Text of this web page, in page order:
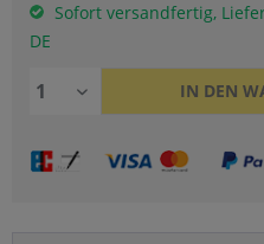
Sofort versandfertig,
DE
IN DEN